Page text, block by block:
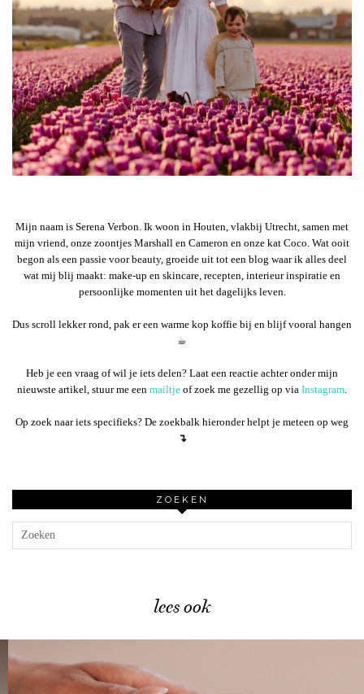
Mijn naam is Serena Verbon. Ik woon in Houten, vlakbij Utrecht, samen met
mijn vriend, onze zoontjes Marshall en Cameron en onze kat Coco. Wat ooit
begon als een passie voor beauty, groeide uit tot een blog waar ik alles deel
wat mij blij maakt: make-up en skincare, recepten, interieur inspiratie en
persoonlijke momenten uit het dagelijks leven.
Dus scroll lekker rond, pak er een warme kop koffie bij en blijf vooral hangen
☕︎
Heb je een vraag of wil je iets delen? Laat een reactie achter onder mijn
nieuwste artikel, stuur me een mailtje of zoek me gezellig op via Instagram
Op zoek naar iets specifieks? De zoekbalk hieronder helpt je meteen op weg
↴
ZOEKEN
lees ook